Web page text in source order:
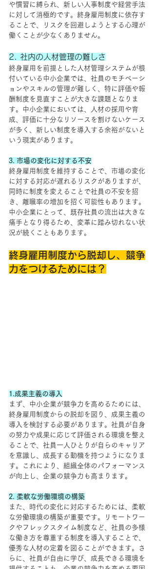
や慣習に縛られ、新しい人事制度や経営手法
に対して消極的です。終身雇用制度に依存す
ることで、リスクを回避しようとする心理が
働くことが少なくありません。
2. 社内の人材管理の難しさ
終身雇用を前提とした人材管理システムが根
付いている中小企業では、社員のモチベーシ
ョンやスキルの管理が難しく、特に評価や報
酬制度を見直すことが大きな課題となりま
す。中小企業においては、人材の採用や育
成、評価に十分なリソースを割けないケース
が多く、新しい制度を導入する余裕がないと
いう現実があります。
3. 市場の変化に対する不安
終身雇用制度を維持することで、市場の変化
に対する対応が遅れるリスクがありますが、
同時に制度を変えることで社員の不安を招
き、離職率の増加を招く可能性もあります。
中小企業にとって、既存社員の流出は大きな
痛手となり得るため、変革に踏み切れない状
況が続くこともあります。
終身雇用制度から脱却し、競争
力をつけるためには？
1.成果主義の導入
まず、中小企業が競争力を高めるためには、
終身雇用制度からの脱却を図り、成果主義の
導入を検討する必要があります。社員が自身
の努力や成果に応じて評価される環境を整え
ることで、社員一人ひとりが自らのキャリア
を意識し、成長する動機を持つようになりま
す。これにより、組織全体のパフォーマンス
が向上し、企業の競争力も高まります。
2. 柔軟な労働環境の構築
また、時代の変化に対応するためには、柔軟
な労働環境の構築が重要です。リモートワー
クやフレックスタイム制度など、社員の多様
な働き方を尊重する制度を導入することで、
優秀な人材の定着を図ることができます。さ
らに、社員が自由に学び、成長できる環境を